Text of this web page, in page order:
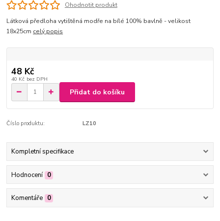
Ohodnotit produkt
Látková předloha vytištěná modře na bílé 100% bavlně - velikost
18x25cm celý popis
48 Kč
40 Kč bez DPH
Přidat do košíku
Číslo produktu: LZ10
Kompletní specifikace
Hodnocení 0
Komentáře 0